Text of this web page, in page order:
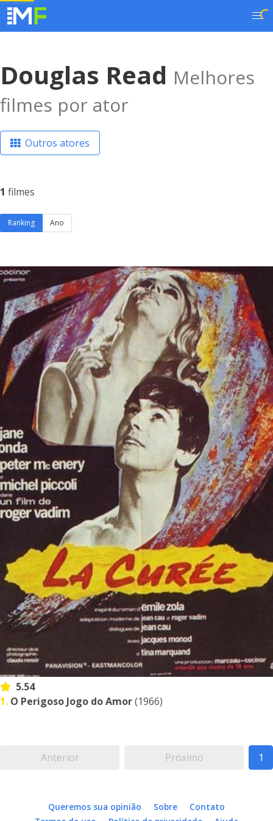
Douglas Read Melhores
filmes por ator
Outros atores
1 filmes
Ranking Ano
5.54
1. O Perigoso Jogo do Amor(1966)
Anterior Próximo 1
Queremos sua opinião Sobre
Contato